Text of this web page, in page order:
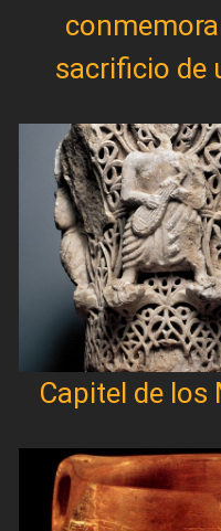
sacrificio de
Capitel de los